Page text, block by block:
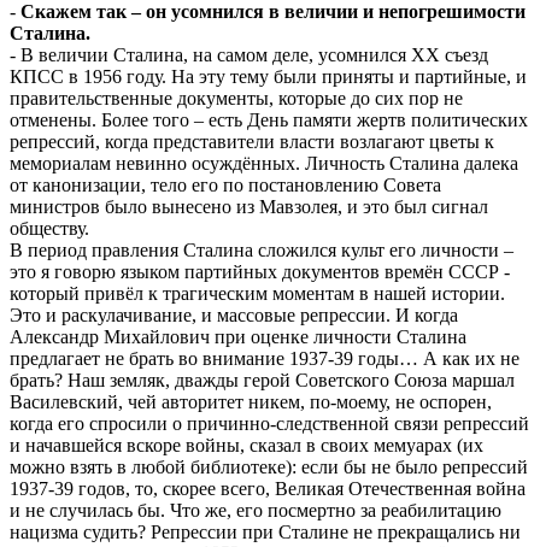
- Скажем так – он усомнился в величии и непогрешимости
Сталина.
- В величии Сталина, на самом деле, усомнился ХХ съезд
КПСС в 1956 году. На эту тему были приняты и партийные, и
правительственные документы, которые до сих пор не
отменены. Более того – есть День памяти жертв политических
репрессий, когда представители власти возлагают цветы к
мемориалам невинно осуждённых. Личность Сталина далека
от канонизации, тело его по постановлению Совета
министров было вынесено из Мавзолея, и это был сигнал
обществу.
В период правления Сталина сложился культ его личности –
это я говорю языком партийных документов времён СССР -
который привёл к трагическим моментам в нашей истории.
Это и раскулачивание, и массовые репрессии. И когда
Александр Михайлович при оценке личности Сталина
предлагает не брать во внимание 1937-39 годы… А как их не
брать? Наш земляк, дважды герой Советского Союза маршал
Василевский, чей авторитет никем, по-моему, не оспорен,
когда его спросили о причинно-следственной связи репрессий
и начавшейся вскоре войны, сказал в своих мемуарах (их
можно взять в любой библиотеке): если бы не было репрессий
1937-39 годов, то, скорее всего, Великая Отечественная война
и не случилась бы. Что же, его посмертно за реабилитацию
нацизма судить? Репрессии при Сталине не прекращались ни